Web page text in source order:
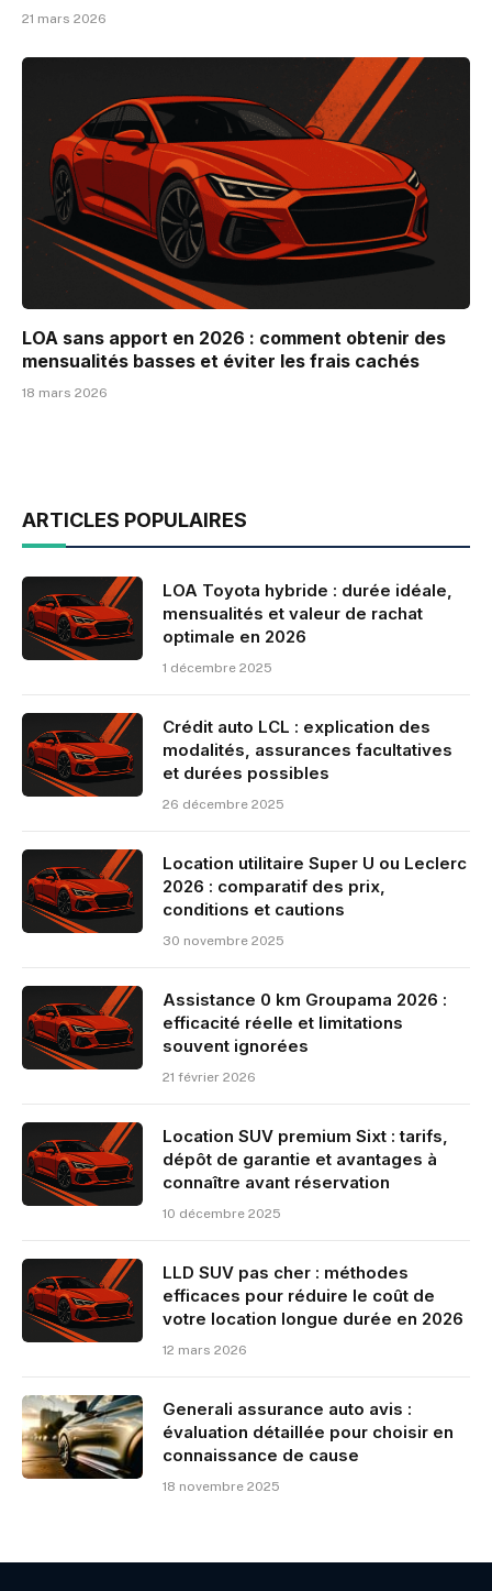
21 mars 2026
LOA sans apport en 2026 : comment obtenir des
mensualités basses et éviter les frais cachés
18 mars 2026
ARTICLES POPULAIRES
LOA Toyota hybride : durée idéale,
mensualités et valeur de rachat
optimale en 2026
1 décembre 2025
Crédit auto LCL : explication des
modalités, assurances facultatives
et durées possibles
26 décembre 2025
Location utilitaire Super U ou Leclerc
2026 : comparatif des prix,
conditions et cautions
30 novembre 2025
Assistance 0 km Groupama 2026 :
efficacité réelle et limitations
souvent ignorées
21 février 2026
Location SUV premium Sixt : tarifs,
dépôt de garantie et avantages à
connaître avant réservation
10 décembre 2025
LLD SUV pas cher : méthodes
efficaces pour réduire le coût de
votre location longue durée en 2026
12 mars 2026
Generali assurance auto avis :
évaluation détaillée pour choisir en
connaissance de cause
18 novembre 2025